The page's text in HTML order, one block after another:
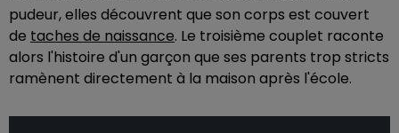
pudeur, elles découvrent que son corps est couvert
de taches de naissance. Le troisième couplet raconte
alors l'histoire d'un garçon que ses parents trop stricts
ramènent directement à la maison après l'école.